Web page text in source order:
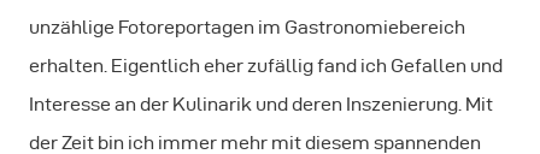
unzählige Fotoreportagen im Gastronomiebereich
erhalten. Eigentlich eher zufällig fand ich Gefallen und
Interesse an der Kulinarik und deren Inszenierung. Mit
der Zeit bin ich immer mehr mit diesem spannenden